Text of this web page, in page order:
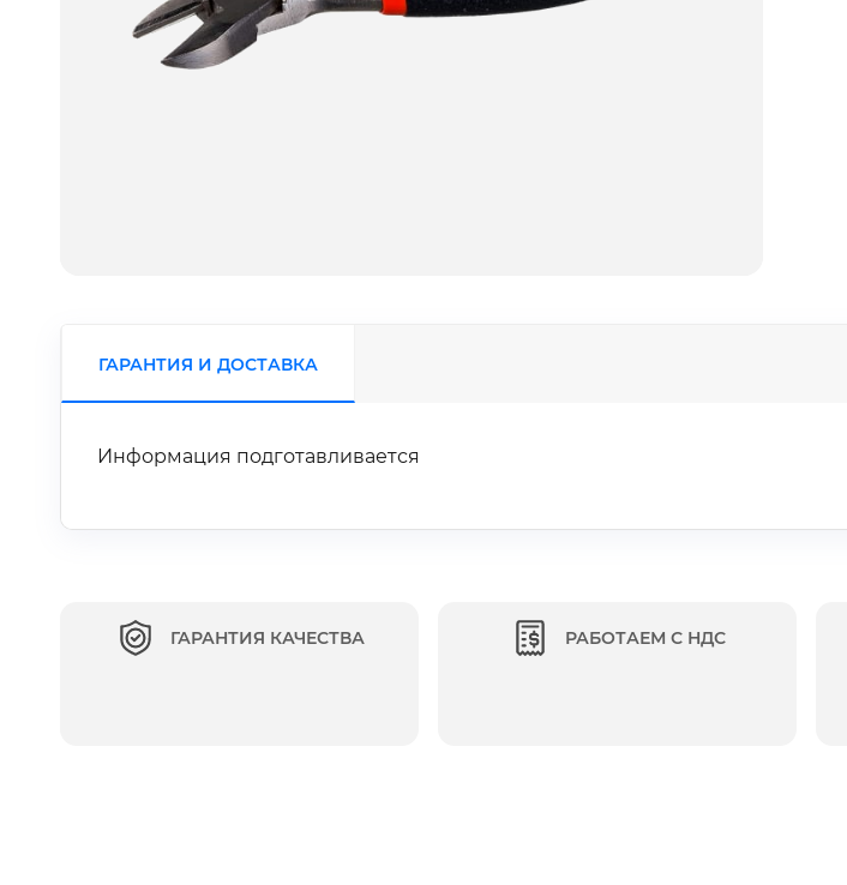
ГАРАНТИЯ И ДОСТАВКА
Информация подготавливается
ГАРАНТИЯ КАЧЕСТВА РАБОТАЕМ С НДС